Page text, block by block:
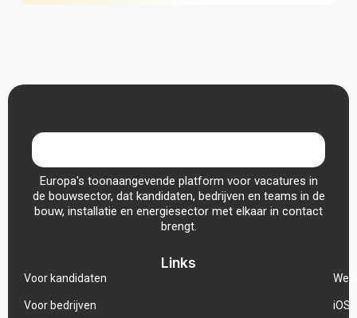
Europa's toonaangevende platform voor vacatures in
de bouwsector, dat kandidaten, bedrijven en teams in de
bouw, installatie en energiesector met elkaar in contact
brengt.
Links
Voor kandidaten
Voor bedrijven